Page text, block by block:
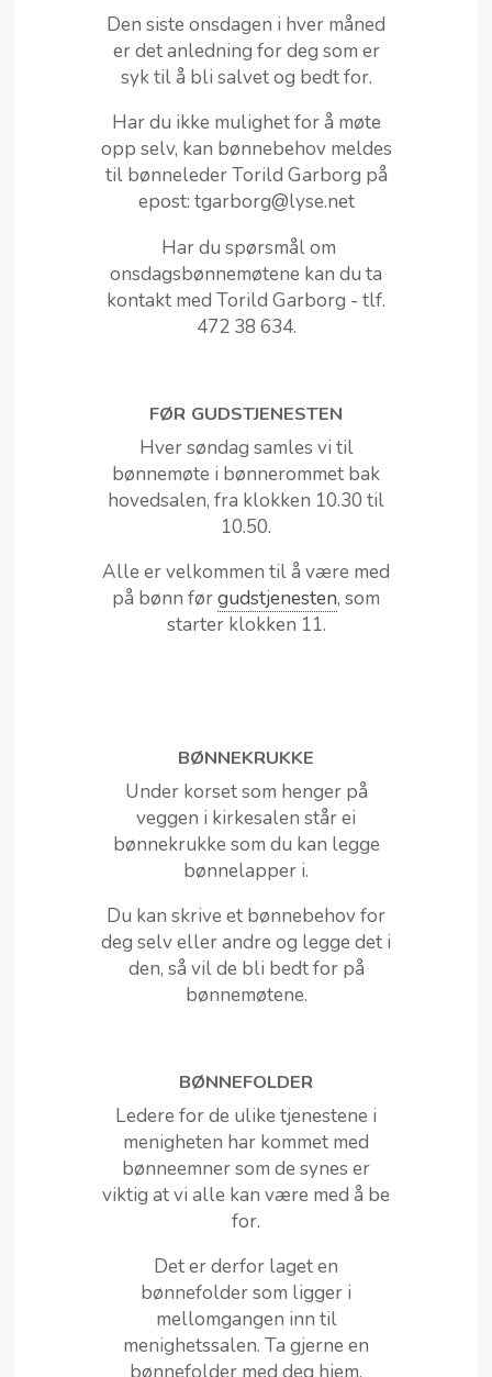
Den siste onsdagen i hver måned
er det anledning for deg som er
syk til å bli salvet og bedt for.
Har du ikke mulighet for å møte
opp selv, kan bønnebehov meldes
til bønneleder Torild Garborg på
epost: tgarborg@lyse.net
Har du spørsmål om
onsdagsbønnemøtene kan du ta
kontakt med Torild Garborg - tlf.
472 38 634.
FØR GUDSTJENESTEN
Hver søndag samles vi til
bønnemøte i bønnerommet bak
hovedsalen, fra klokken 10.30 til
10.50.
Alle er velkommen til å være med
på bønn førgudstjenesten, som
starter klokken 11.
BØNNEKRUKKE
Under korset som henger på
veggen i kirkesalen står ei
bønnekrukke som du kan legge
bønnelapper i.
Du kan skrive et bønnebehov for
deg selv eller andre og legge det i
den, så vil de bli bedt for på
bønnemøtene.
BØNNEFOLDER
Ledere for de ulike tjenestene i
menigheten har kommet med
bønneemner som de synes er
viktig at vi alle kan være med å be
for.
Det er derfor laget en
bønnefolder som ligger i
mellomgangen inn til
menighetssalen. Ta gjerne en